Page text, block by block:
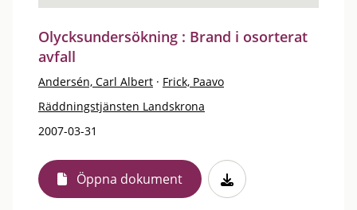
Olycksundersökning : Brand i osorterat
avfall
Andersén, Carl Albert · Frick, Paavo
Räddningstjänsten Landskrona
2007-03-31
Öppna dokument